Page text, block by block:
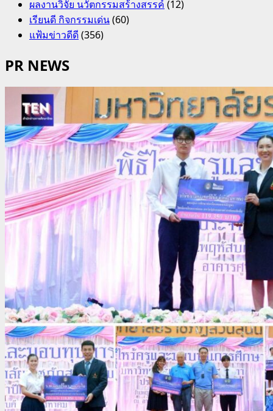
ผลงานวิจัย นวัตกรรมสร้างสรรค์(12)
เรียนดี กิจกรรมเด่น(60)
แฟ้มข่าวดีดี(356)
PR NEWS